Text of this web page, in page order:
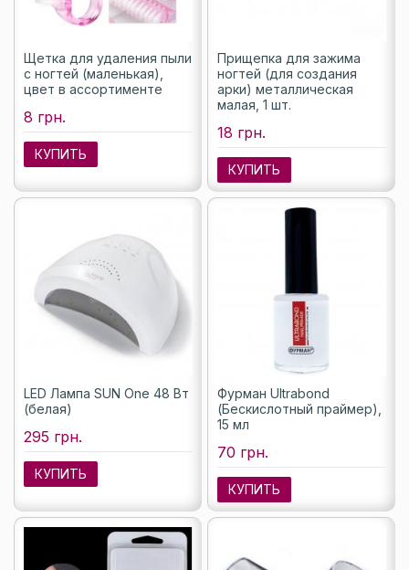
Щетка для удаления пыли
с ногтей (маленькая),
цвет в ассортименте
8 грн.
КУПИТЬ
Прищепка для зажима
ногтей (для создания
арки) металлическая
малая, 1 шт.
18 грн.
КУПИТЬ
LED Лампа SUN One 48 Вт
(белая)
295 грн.
КУПИТЬ
Фурман Ultrabond
(Бескислотный праймер),
15 мл
70 грн.
КУПИТЬ